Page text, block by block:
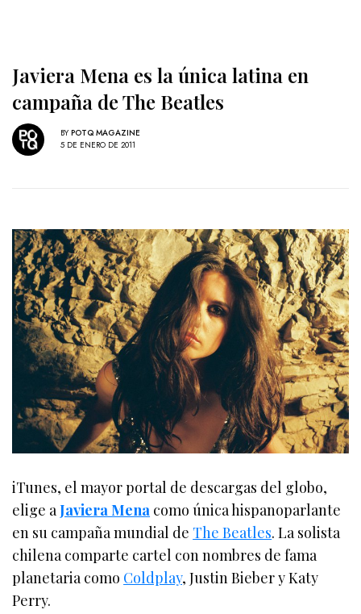
Javiera Mena es la única latina en
campaña de The Beatles
BY POTQ MAGAZINE
5 DE ENERO DE 2011
iTunes, el mayor portal de descargas del globo,
elige aJaviera Mena como única hispanoparlante
en su campaña mundial de The Beatles. La solista
chilena comparte cartel con nombres de fama
planetaria como Coldplay, Justin Bieber y Katy
Perry.